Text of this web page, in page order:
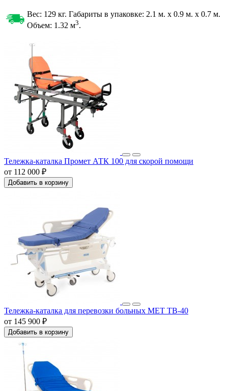
Вес: 129 кг. Габариты в упаковке: 2.1 м. x 0.9 м. x 0.7 м.
Объем: 1.32 м3.
Тележка-каталка Промет АТК 100 для скорой помощи
от 112 000 ₽
Добавить в корзину
Тележка-каталка для перевозки больных МЕТ ТВ-40
от 145 900 ₽
Добавить в корзину